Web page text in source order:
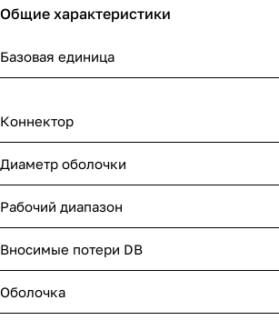
Общие характеристики
Базовая единица
Коннектор
Диаметр оболочки
Рабочий диапазон
Вносимые потери DB
Оболочка